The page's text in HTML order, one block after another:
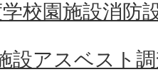
校園施設消防
設アスベスト